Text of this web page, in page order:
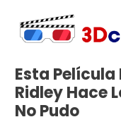
Esta Película
Ridley Hace
No Pudo